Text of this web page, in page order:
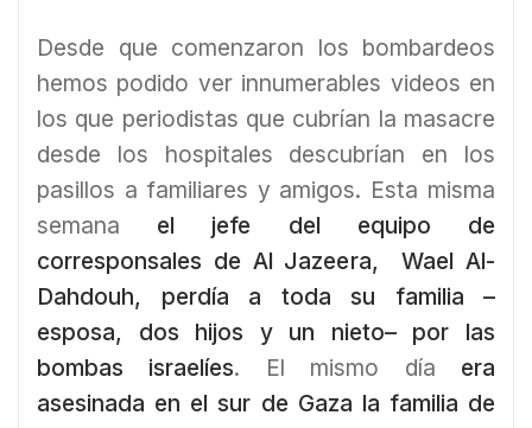
Desde que comenzaron los bombardeos
hemos podido ver innumerables videos en
los que periodistas que cubrían la masacre
desde los hospitales descubrían en los
pasillos a familiares y amigos. Esta misma
semana el jefe del equipo de
corresponsales de Al Jazeera, Wael Al-
Dahdouh, perdía a toda su familia –
esposa, dos hijos y un nieto– por las
bombas israelíes. El mismo día era
asesinada en el sur de Gaza la familia de